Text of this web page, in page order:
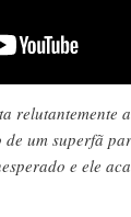
relutantemente
um superfã
e ele